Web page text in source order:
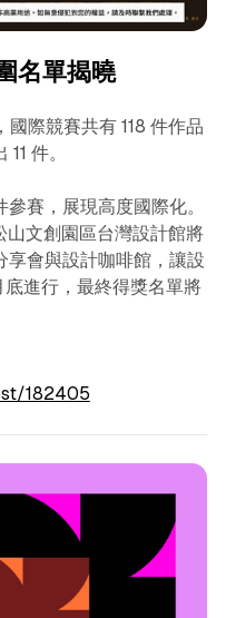
名單揭曉
際競賽共有 118 件作品
件。
賽，展現高度國際化。
山文創園區台灣設計館將
享會與設計咖啡館，讓設
進行，最終得獎名單將
182405